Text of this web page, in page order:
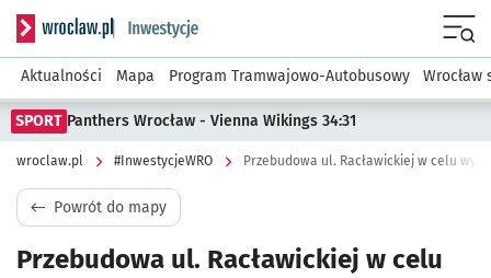
Serwis informacyjny wroclaw.pl podserwis:
Aktualności Mapa Program Tramwajowo-Autobusowy Wrocław
SPORT Panthers Wrocław - Vienna Wikings 34:31
wroclaw.pl #InwestycjeWRO Przebudowa ul. Racławickiej w celu
Powrót do mapy
Przebudowa ul. Racławickiej w celu